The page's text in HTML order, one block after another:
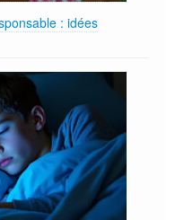
: idées